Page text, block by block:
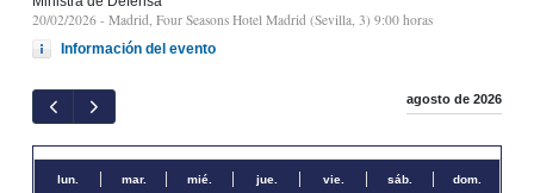
20/02/2026 - Madrid, Four Seasons Hotel Madrid (Sevilla, 3) 9:00 horas
Información del evento
agosto de 2026
lun. mar. mié. jue. vie. sáb. dom.